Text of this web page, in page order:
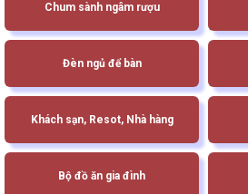
Chum sành ngâm rượu
Đèn ngủ để bàn
Khách sạn, Resot, Nhà hàng
Bộ đồ ăn gia đình